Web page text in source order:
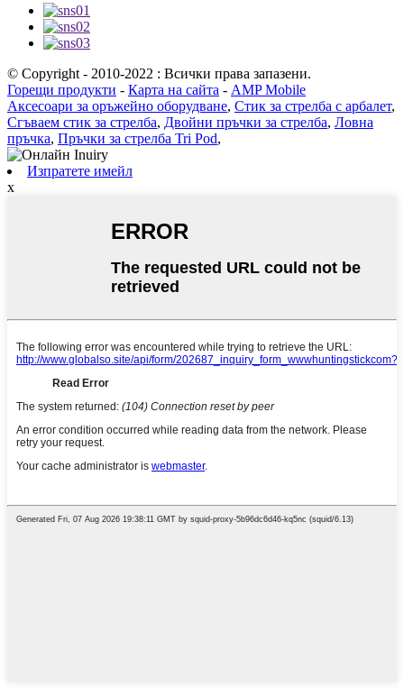
© Copyright - 2010-2022 : Всички права запазени.
Горещи продукти - Карта на сайта - AMP Mobile
Аксесоари за оръжейно оборудване, Стик за стрелба с арбалет,
Сгъваем стик за стрелба, Двойни пръчки за стрелба, Ловна
пръчка, Пръчки за стрелба Tri Pod,
Изпратете имейл
x